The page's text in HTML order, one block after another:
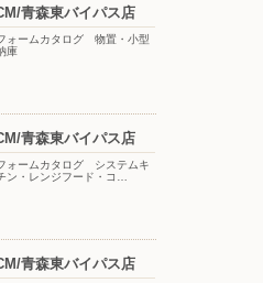
県青森市大字田屋敷字増田16-2
青森東バイパス店
ォームカタログ 物置・小型
庫
青森東バイパス店
ォームカタログ システムキ
ン・レンジフード・コ…
青森東バイパス店